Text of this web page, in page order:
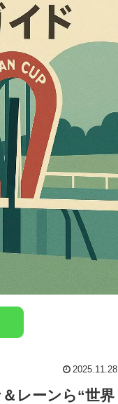
2025.11.28
レーンら“世界